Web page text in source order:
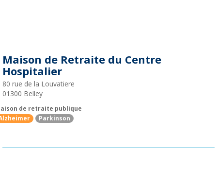
Maison de Retraite du Centre
Hospitalier
80 rue de la Louvatiere
01300 Belley
de retraite publique
Parkinson